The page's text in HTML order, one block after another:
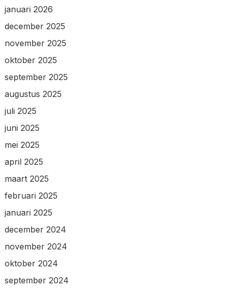
januari 2026
december 2025
november 2025
oktober 2025
september 2025
augustus 2025
juli 2025
juni 2025
mei 2025
april 2025
maart 2025
februari 2025
januari 2025
december 2024
november 2024
oktober 2024
september 2024